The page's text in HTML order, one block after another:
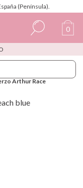
(Península).
0
Arthur Race
blue